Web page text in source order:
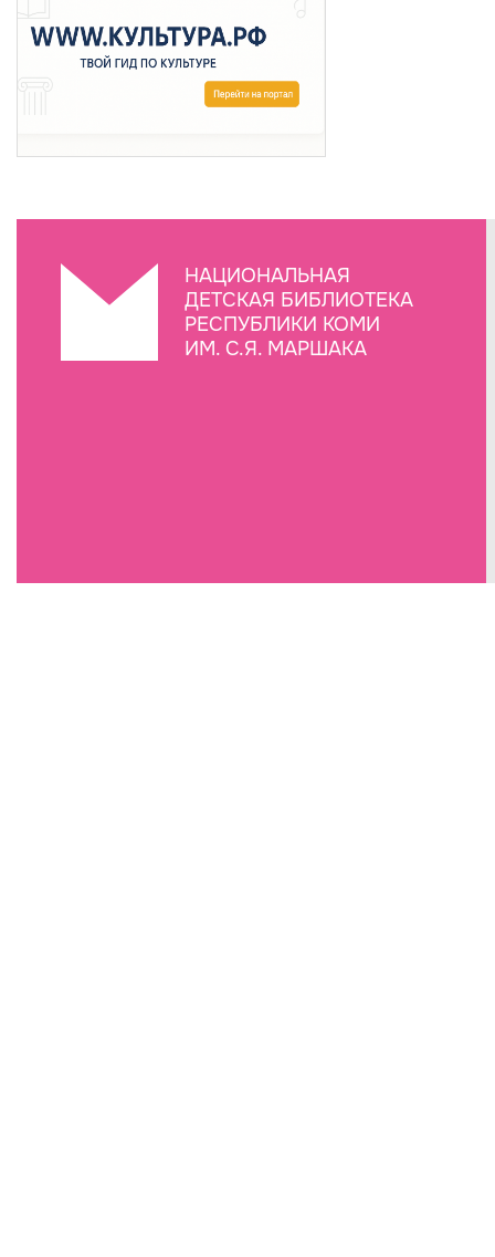
НАЦИОНАЛЬНАЯ
ДЕТСКАЯ БИБЛИОТЕКА
РЕСПУБЛИКИ КОМИ
ИМ. С.Я. МАРШАКА